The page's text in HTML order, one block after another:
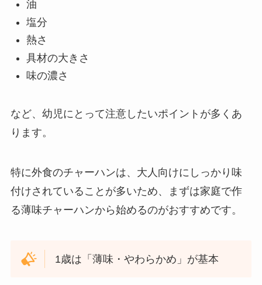
油
塩分
熱さ
具材の大きさ
味の濃さ
など、幼児にとって注意したいポイントが多くあ
ります。
特に外食のチャーハンは、大人向けにしっかり味
付けされていることが多いため、まずは家庭で作
る薄味チャーハンから始めるのがおすすめです。
1歳は「薄味・やわらかめ」が基本